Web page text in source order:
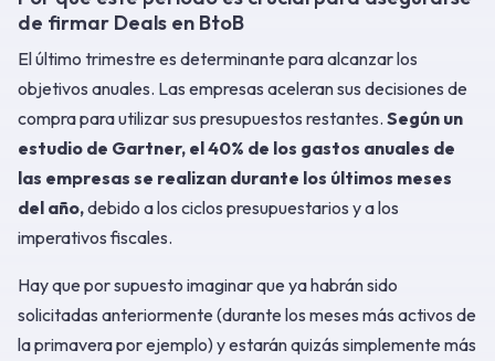
de firmar Deals en BtoB
El último trimestre es determinante para alcanzar los
objetivos anuales. Las empresas aceleran sus decisiones de
compra para utilizar sus presupuestos restantes. Según un
estudio de Gartner, el 40% de los gastos anuales de
las empresas se realizan durante los últimos meses
del año,debido a los ciclos presupuestarios y a los
imperativos fiscales.
Hay que por supuesto imaginar que ya habrán sido
solicitadas anteriormente (durante los meses más activos de
la primavera por ejemplo) y estarán quizás simplemente más